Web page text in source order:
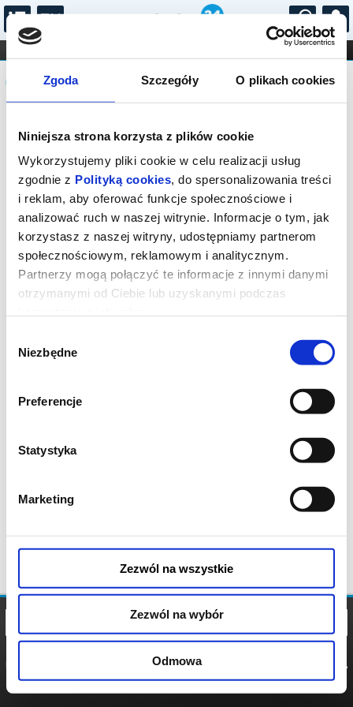
Zgoda Szczegóły O plikach cookies
Niniejsza strona korzysta z plików cookie
Wykorzystujemy pliki cookie w celu realizacji usług
zgodnie z Polityką cookies, do spersonalizowania treści
i reklam, aby oferować funkcje społecznościowe i
analizować ruch w naszej witrynie. Informacje o tym, jak
korzystasz z naszej witryny, udostępniamy partnerom
społecznościowym, reklamowym i analitycznym.
Partnerzy mogą połączyć te informacje z innymi danymi
otrzymanymi od Ciebie lub uzyskanymi podczas
zgody
Niezbędne
Preferencje
Statystyka
Marketing
Zezwól na wszystkie
Zezwól na wybór
Odmowa
...
FILHARMONIA OPERA I BALET
STAND-UP
DLA DZIECI
Komunikat
Sprzedaż biletów on-line na wydarzenie
została zakończona.
POLITYKA
POLITYKA